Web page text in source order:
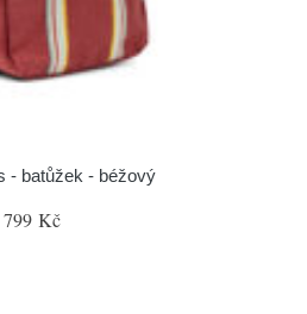
- batůžek - béžový
799 Kč